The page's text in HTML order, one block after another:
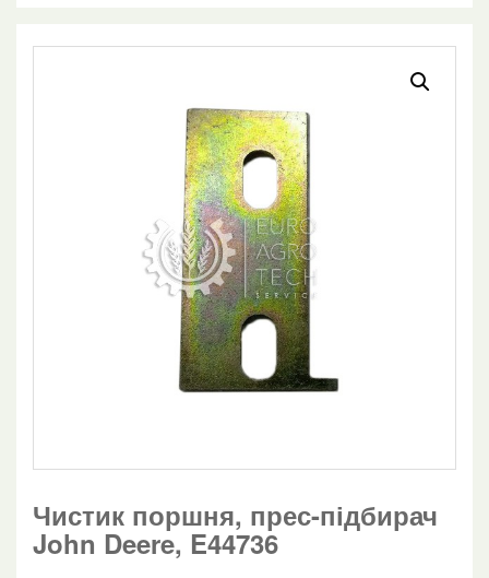
Чистик поршня, прес-підбирач
John Deere, E44736